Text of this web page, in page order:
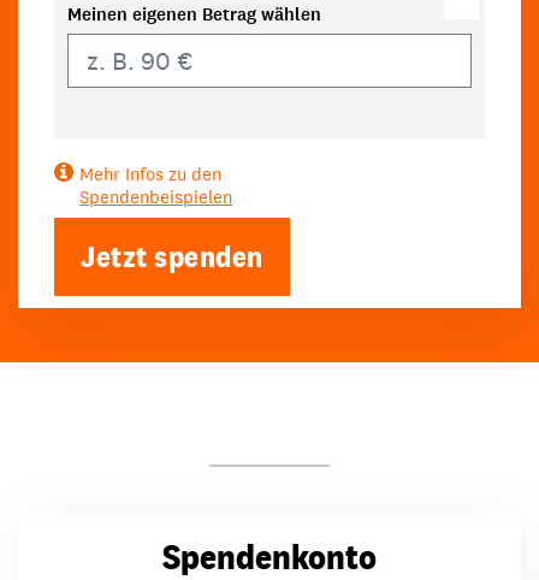
Meinen eigenen Betrag wählen
Mehr Infos zu den
Spendenbeispielen
Jetzt spenden
Spendenkonto